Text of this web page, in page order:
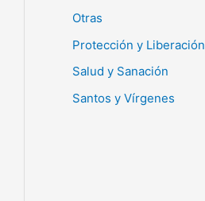
Otras
Protección y Liberación
Salud y Sanación
Santos y Vírgenes